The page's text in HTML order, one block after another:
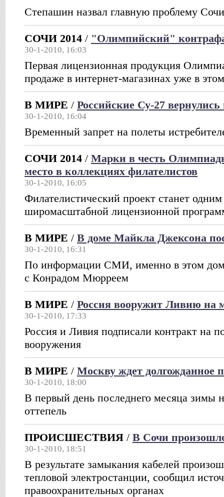
Степашин назвал главную проблему
СОЧИ 2014 / "Олимпийский"
30-1-2010, 16:03
Первая лицензионная продукция
продаже в интернет-магазинах уже в
В МИРЕ / Российские Су-27 вернулись
30-1-2010, 16:04
Временный запрет на полеты
СОЧИ 2014 / Марки в честь
место в коллекциях филателистов
30-1-2010, 16:05
Филателистический проект станет одним
широмасштабной лицензионной
В МИРЕ / В доме Майкла Джексона
30-1-2010, 16:31
По информации СМИ, именно в этом
с Конрадом Мюрреем
В МИРЕ / Россия вооружит Ливию на
30-1-2010, 17:33
Россия и Ливия подписали контракт на
вооружения
В МИРЕ / Москву ждет долгожданное
30-1-2010, 18:00
В первый день последнего месяца зимы
оттепель
ПРОИСШЕСТВИЯ / В Сочи
30-1-2010, 18:51
В результате замыкания кабелей
тепловой электростанции, сообщил
правоохранительных органах